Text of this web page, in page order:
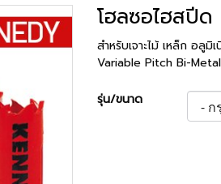
โฮลซอไฮสปีด
สำหรับเจาะไม้ เหล็ก อ
Variable Pitch Bi-
รุ่น/ขนาด